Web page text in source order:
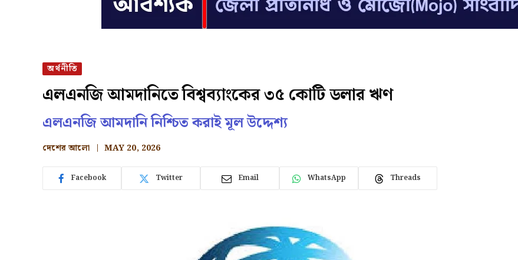
অর্থনীতি
এলএনজি আমদানিতে বিশ্বব্যাংকের ৩৫ কোটি ডলার ঋণ
এলএনজি আমদানি নিশ্চিত করাই মূল উদ্দেশ্য
দেশের আলো MAY 20, 2026
Facebook Twitter Email WhatsApp Threads